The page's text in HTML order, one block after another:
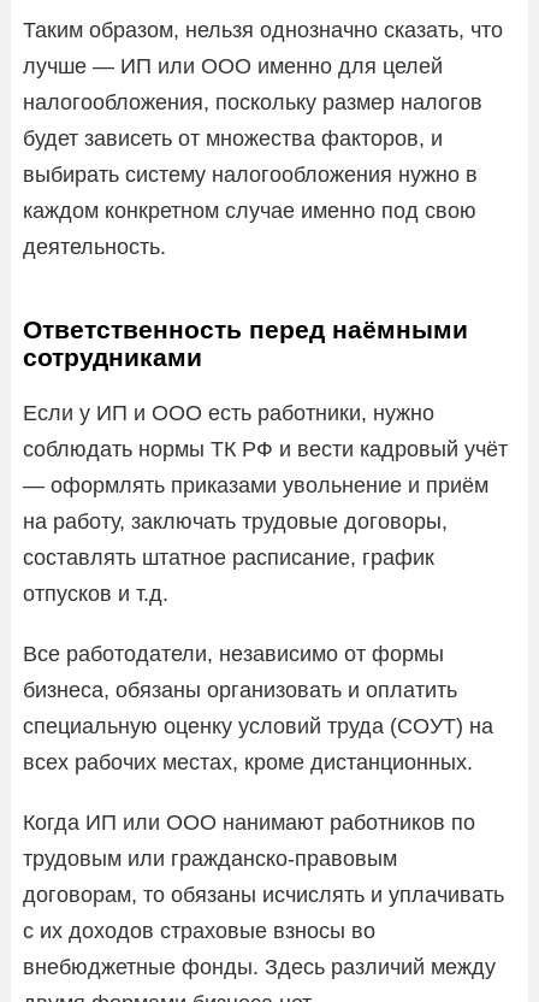
Таким образом, нельзя однозначно сказать, что
лучше — ИП или ООО именно для целей
налогообложения, поскольку размер налогов
будет зависеть от множества факторов, и
выбирать систему налогообложения нужно в
каждом конкретном случае именно под свою
деятельность.
Ответственность перед наёмными
сотрудниками
Если у ИП и ООО есть работники, нужно
соблюдать нормы ТК РФ и вести кадровый учёт
— оформлять приказами увольнение и приём
на работу, заключать трудовые договоры,
составлять штатное расписание, график
отпусков и т.д.
Все работодатели, независимо от формы
бизнеса, обязаны организовать и оплатить
специальную оценку условий труда (СОУТ) на
всех рабочих местах, кроме дистанционных.
Когда ИП или ООО нанимают работников по
трудовым или гражданско-правовым
договорам, то обязаны исчислять и уплачивать
с их доходов страховые взносы во
внебюджетные фонды. Здесь различий между